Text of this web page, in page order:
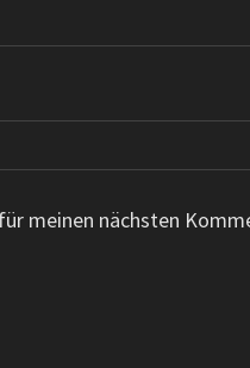
meinen nächsten